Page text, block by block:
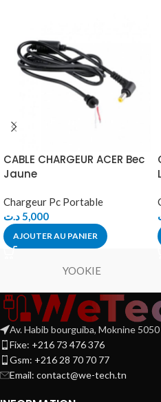
CABLE CHARGEUR ACER Bec
Jaune
Chargeur Pc Portable
5,000د.ت
AJOUTER AU PANIER
YOOKIE
Av. Habib bourguiba, Moknine 5050
Fixe: +216 73 476 376
Gsm: +216 28 70 70 77
Email: contact@we-tech.tn